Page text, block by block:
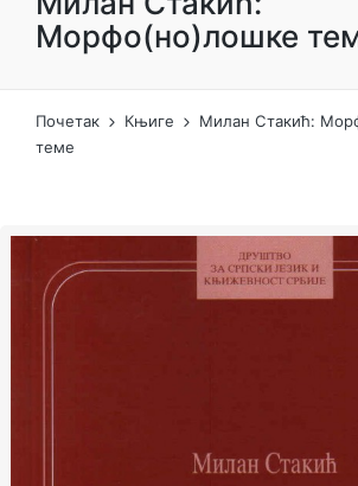
Морфо(но)лошке
Почетак Књиге
Милан Стакић:
теме